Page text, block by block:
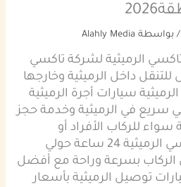
/ بواسطة Alahly Media
الرميثية لشركة تاكسي
للتنقل داخل الرميثية وخارجها
سيارات أجرة الرميثية
سريع في الرميثية وخدمة حجز
للركاب الأفراد أو
للشركات كما يقدم تاكسي الرميثية 24 ساعة حولي
بسرعة وراحة مع أفضل
توصيل الرميثية بأسعار